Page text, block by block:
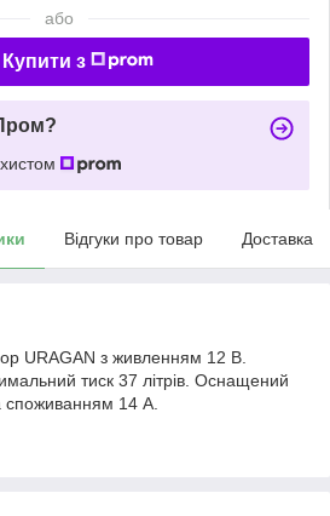
або
Купити з
Відгуки про товар Доставка
URAGAN з живленням 12 В.
тиск 37 літрів. Оснащений
14 А.